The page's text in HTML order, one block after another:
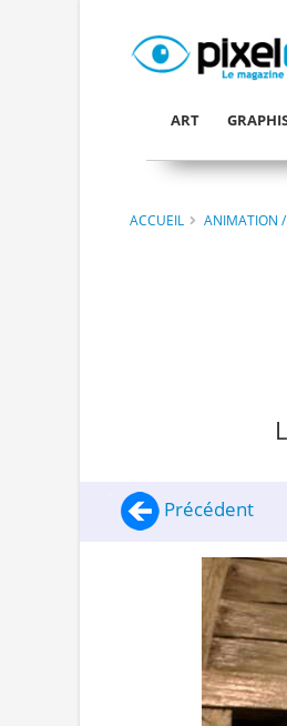
ART
ACCUEIL ANIMATION
Précédent